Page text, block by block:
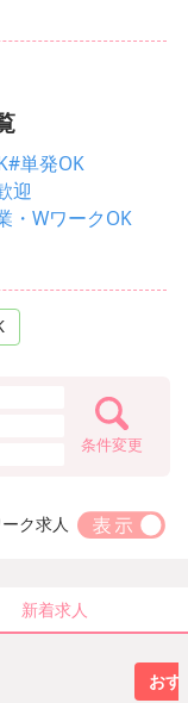
#単発OK
迎
・WワークOK
条件変更
ク求人
新着求人
おす